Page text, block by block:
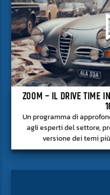
ZOOM – IL DRIVE TIME
Un programma di
agli esperti del settore,
versione dei temi